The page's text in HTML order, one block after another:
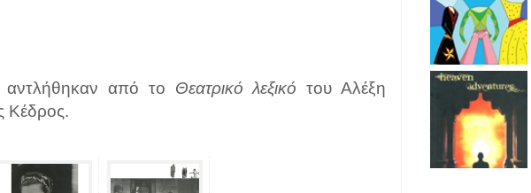
αντλήθηκαν από το Θεατρικό λεξικό του Αλέξη
Κέδρος.